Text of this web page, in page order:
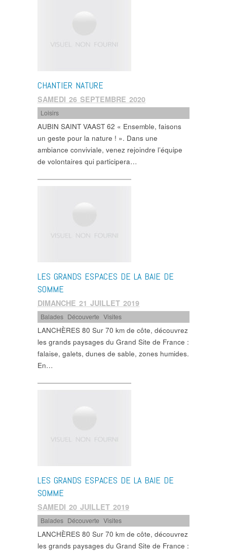
CHANTIER NATURE
SAMEDI 26 SEPTEMBRE 2020
Loisirs
AUBIN SAINT VAAST 62 « Ensemble, faisons
un geste pour la nature ! ». Dans une
ambiance conviviale, venez rejoindre l’équipe
de volontaires qui participera…
LES GRANDS ESPACES DE LA BAIE DE
SOMME
DIMANCHE 21 JUILLET 2019
Balades Découverte ,Visites
LANCHÈRES 80 Sur 70 km de côte, découvrez
les grands paysages du Grand Site de France :
falaise, galets, dunes de sable, zones humides.
En…
LES GRANDS ESPACES DE LA BAIE DE
SOMME
SAMEDI 20 JUILLET 2019
Balades Découverte ,Visites
LANCHÈRES 80 Sur 70 km de côte, découvrez
les grands paysages du Grand Site de France :